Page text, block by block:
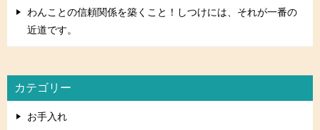
わんことの信頼関係を築くこと！しつけには、それが一番の
近道です。
カテゴリー
お手入れ